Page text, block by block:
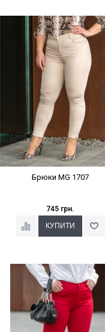
Наклейки Варіант з %
Брюки MG 1707
745 грн.
Наклейки Варіант з %